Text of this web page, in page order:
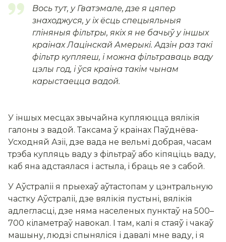
Вось тут, у Гватэмале, дзе я цяпер
знаходжуся, у іх ёсць спецыяльныя
гліняныя фільтры, якіх я не бачыў у іншых
краінах Лацінскай Амерыкі. Адзін раз такі
фільтр купляеш, і можна фільтраваць ваду
цэлы год, і ўся краіна такім чынам
карыстаецца вадой.
У іншых месцах звычайна купляюцца вялікія
галоны з вадой. Таксама ў краінах Паўднёва-
Усходняй Азіі, дзе вада не вельмі добрая, часам
трэба купляць ваду з фільтраў або кіпяціць ваду,
каб яна адстаялася і астыла, і браць яе з сабой.
У Аўстраліі я прыехаў аўтастопам у цэнтральную
частку Аўстраліі, дзе вялікія пустыні, вялікія
адлегласці, дзе няма населеных пунктаў на 500–
700 кіламетраў навокал. І там, калі я стаяў і чакаў
машыну, людзі спыняліся і давалі мне ваду, і я